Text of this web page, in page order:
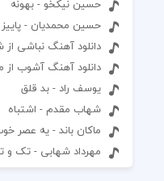
حسین نیکخو - بهونه
حسین محمدیان - پاییز
دانلود آهنگ نباشی
دانلود آهنگ آشوب
یوسف راد - بد قلق
شهاب مقدم - اشتباه
ماکان باند - یه عصر
مهرداد شهابی - تک و